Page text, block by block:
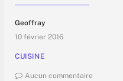
Geoffray
10 février 2016
CUISINE
Aucun commentaire